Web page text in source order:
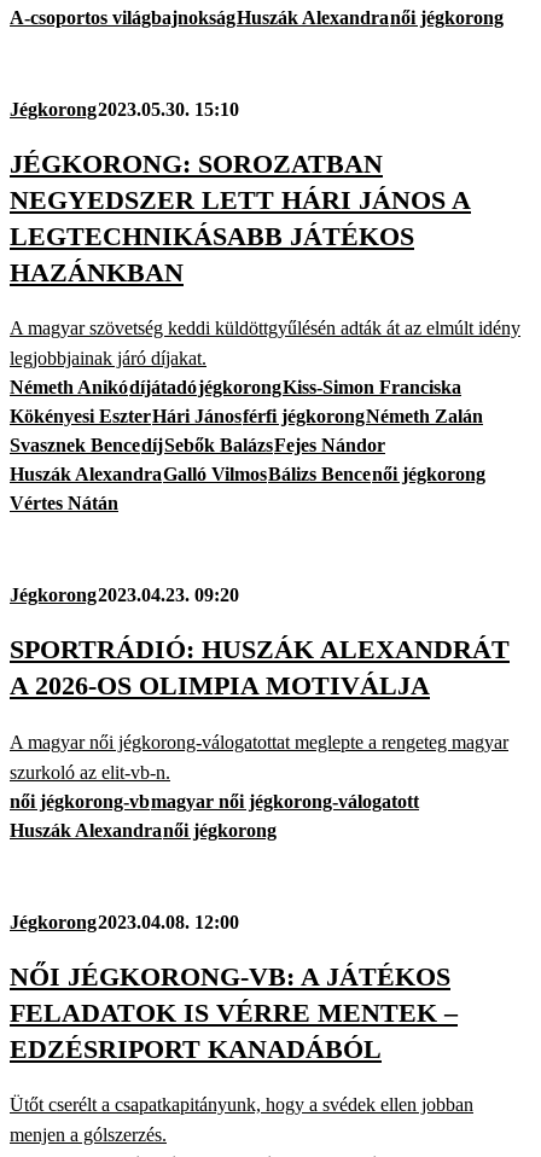
A-csoportos világbajnokságHuszák Alexandranői jégkorong
Jégkorong2023.05.30. 15:10
JÉGKORONG: SOROZATBAN
NEGYEDSZER LETT HÁRI JÁNOS A
LEGTECHNIKÁSABB JÁTÉKOS
HAZÁNKBAN
A magyar szövetség keddi küldöttgyűlésén adták át az elmúlt idény
legjobbjainak járó díjakat.
Németh AnikódíjátadójégkorongKiss-Simon Franciska
Kökényesi EszterHári Jánosférfi jégkorongNémeth Zalán
Svasznek BencedíjSebők BalázsFejes Nándor
Huszák AlexandraGalló VilmosBálizs Bencenői jégkorong
Vértes Nátán
Jégkorong2023.04.23. 09:20
SPORTRÁDIÓ: HUSZÁK ALEXANDRÁT
A 2026-OS OLIMPIA MOTIVÁLJA
A magyar női jégkorong-válogatottat meglepte a rengeteg magyar
szurkoló az elit-vb-n.
női jégkorong-vbmagyar női jégkorong-válogatott
Huszák Alexandranői jégkorong
Jégkorong2023.04.08. 12:00
NŐI JÉGKORONG-VB: A JÁTÉKOS
FELADATOK IS VÉRRE MENTEK –
EDZÉSRIPORT KANADÁBÓL
Ütőt cserélt a csapatkapitányunk, hogy a svédek ellen jobban
menjen a gólszerzés.